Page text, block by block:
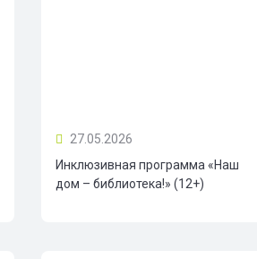
27.05.2026
Инклюзивная программа «Наш
дом – библиотека!» (12+)